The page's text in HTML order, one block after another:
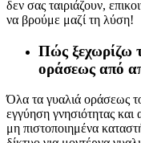
δεν σας ταιριάζουν,
να βρούμε μαζί τη λύση!
Πώς ξεχωρίζω
οράσεως από
Όλα τα γυαλιά οράσεως
εγγύηση γνησιότητας
μη πιστοποιημένα